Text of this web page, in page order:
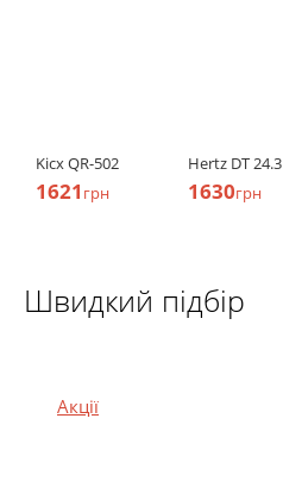
Kicx QR-502
1621 грн
Hertz DT 24.3
1630грн
Швидкий підбір
Акції